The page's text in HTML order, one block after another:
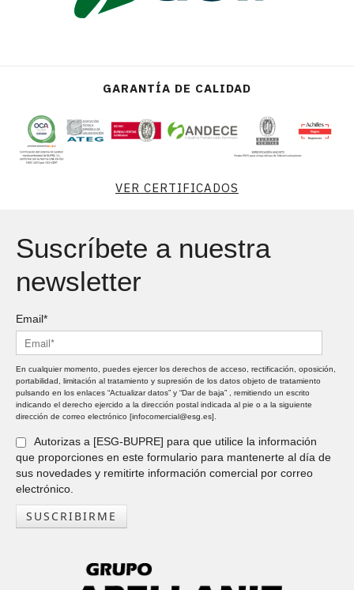
GARANTÍA DE CALIDAD
VER CERTIFICADOS
Suscríbete a nuestra
newsletter
Email*
En cualquier momento, puedes ejercer los derechos de acceso, rectificación, oposición,
portabilidad, limitación al tratamiento y supresión de los datos objeto de tratamiento
pulsando en los enlaces “Actualizar datos” y “Dar de baja” , remitiendo un escrito
indicando el derecho ejercido a la dirección postal indicada al pie o a la siguiente
dirección de correo electrónico [infocomercial@esg.es].
Autorizas a [ESG-BUPRE] para que utilice la información
que proporciones en este formulario para mantenerte al día de
sus novedades y remitirte información comercial por correo
electrónico.
SUSCRIBIRME